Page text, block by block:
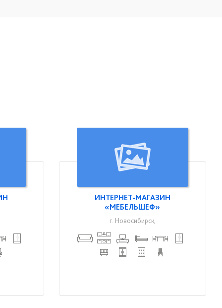
ИНТЕРНЕТ-МАГАЗИН
«МЕБЕЛЬШЕФ»
г. Новосибирск,